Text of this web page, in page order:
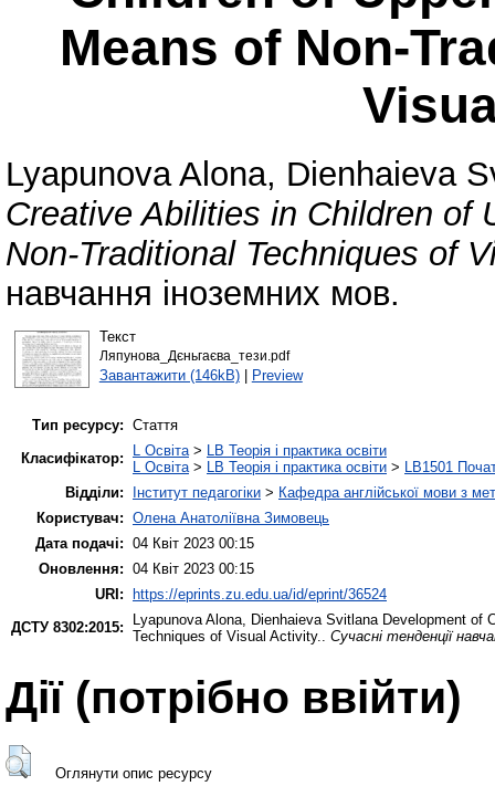
Means of Non-
Lyapunova Alona, Dienhaieva
Creative Abilities in Children of
Non-Traditional Techniques of
навчання іноземних мов.
Текст
Ляпунова_Дєньгаєва_тези.pdf
Завантажити (146kB)| Preview
Тип ресурсу: Стаття
Класифікатор:
L Освіта> LB Теорія і практика освіти
L Освіта> LB Теорія і практика освіти > LB1501
Відділи:
Інститут педагогіки > Кафедра англійської мови з
Користувач: Олена Анатоліївна Зимовець
Дата подачі: 04 Квіт 2023 00:15
Оновлення: 04 Квіт 2023 00:15
URI:
https://eprints.zu.edu.ua/id/eprint/36524
ДСТУ 8302:2015:
Lyapunova Alona, Dienhaieva SvitlanaDevelopment of
Techniques of Visual Activity.. Сучасні тенденції
Дії ​​(потрібно ввійти)
Оглянути опис ресурсу